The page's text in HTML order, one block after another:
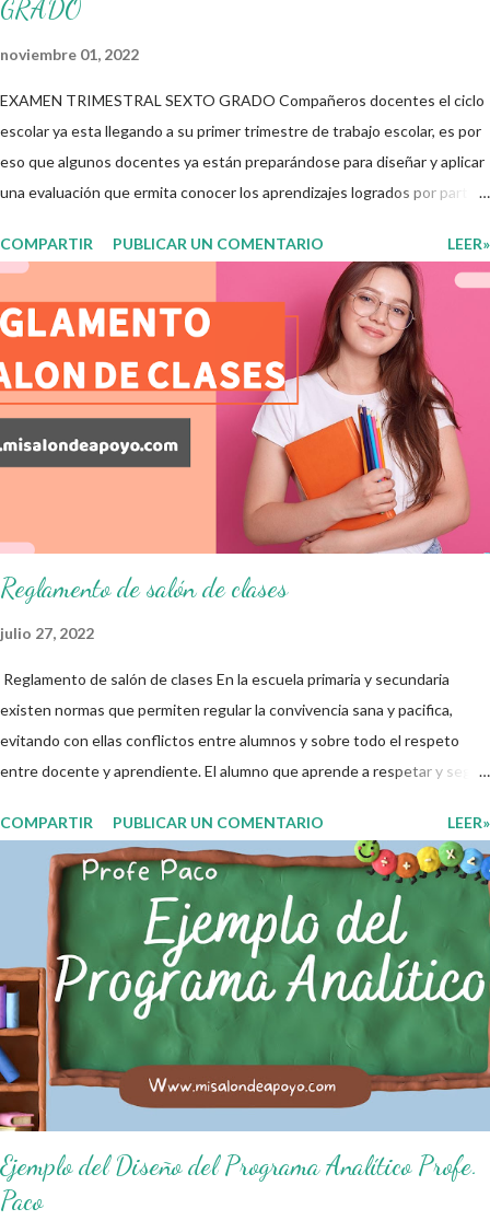
GRADO
noviembre 01, 2022
EXAMEN TRIMESTRAL SEXTO GRADO Compañeros docentes el ciclo
escolar ya esta llegando a su primer trimestre de trabajo escolar, es por
eso que algunos docentes ya están preparándose para diseñar y aplicar
una evaluación que ermita conocer los aprendizajes logrados por parte
para evaluar las diferentes asignaturas que sus alumnos cursaron
durante este ciclo escolar, permitiendo obtener un mayor panorama de
los aprendizajes claves que sus nuevos aprendientes ya lograron
alcanzar y de aquellos que aun necesitan consolidar. Esto con la
finalidad de que elaboramos un plan de intervención adecuado para
atender las necesidades que nuestro grupo requiera de acuerdo a los
resultados del examen trimestral que apliquemos. Sin mas que decir les
damos las gracias para seguir apoyándonos en este nuevo blog
educativo y gracias por su preferencia. Recuerden que todo material
COMPARTIR PUBLICAR UN COMENTARIO LEER»
Reglamento de salón de clases
julio 27, 2022
Reglamento de salón de clases En la escuela primaria y secundaria
existen normas que permiten regular la convivencia sana y pacifica,
evitando con ellas conflictos entre alumnos y sobre todo el respeto
entre docente y aprendiente. El alumno que aprende a respetar y seguir
entiende las consecuencias de sus acciones, es por eso que el objetivo
fundamental de las normas de clases o reglamento de aula buscan
formar aprendientes que desde pequeños, entiendan, analizan y
practiquen las grandes responsabilidades que conlleva ser un buen
ciudadano. A continuación les compartimos algunos ejemplos de reglas
de salón de clases: 1. Cumplo con mis tareas y trabajos. 2. Cuidado mi
higiene personal. 3. Levanto la mano para hablar. 4. Pido permiso para
ir al baño 5. Deposito la basura en su lugar. 6. Cumplo con mis útiles
esc...
COMPARTIR PUBLICAR UN COMENTARIO LEER»
Ejemplo del Diseño del Programa Analítico Profe.
Paco